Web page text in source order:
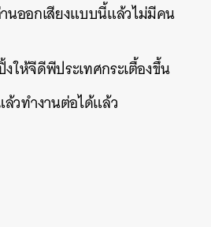
นออกเสียงแบบนี้แล้วไม่มีคน
ให้จีดีพีประเทศกระเตื้องขึ้น
วทำงานต่อได้แล้ว